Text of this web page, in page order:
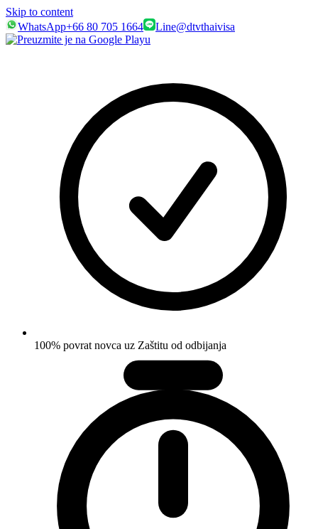
Skip to content
WhatsApp+66 80 705 1664 Line@dtvthaivisa
100% povrat novca uz Zaštitu od odbijanja